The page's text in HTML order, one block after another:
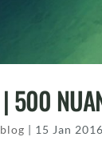
500
| 15 Jan 2016